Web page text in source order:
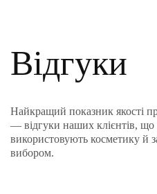
Відгуки
Найкращий показник якості
— відгуки наших клієнтів,
використовують косметику й
вибором.